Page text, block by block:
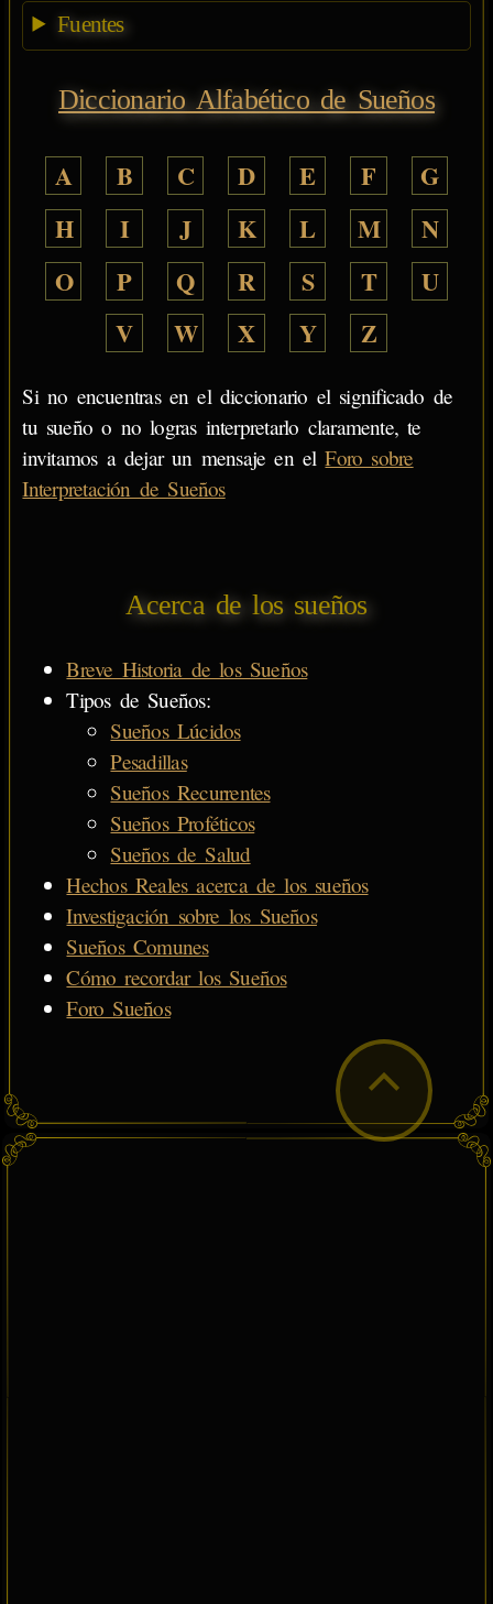
Fuentes
Diccionario Alfabético de Sueños
A B C D E F
G
H
I J K L M
N
O
P Q R S T
U
V
W X Y Z
Si no encuentras en el diccionario el significado de
tu sueño o no logras interpretarlo claramente, te
invitamos a dejar un mensaje en elForo sobre
Interpretación de Sueños
Acerca de los sueños
Breve Historia de los Sueños
Tipos de Sueños:
Sueños Lúcidos
Pesadillas
Sueños Recurrentes
Sueños Proféticos
Sueños de Salud
Hechos Reales acerca de los sueños
Investigación sobre los Sueños
Sueños Comunes
Cómo recordar los Sueños
Foro Sueños